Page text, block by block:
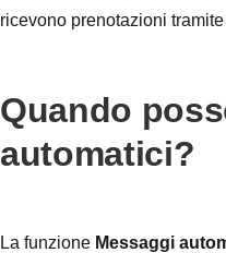
ricevono prenotazioni
Quando
automatici?
La funzione Messaggi